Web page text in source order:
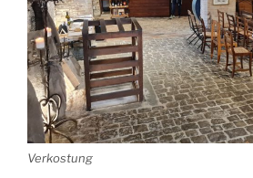
Verkostung